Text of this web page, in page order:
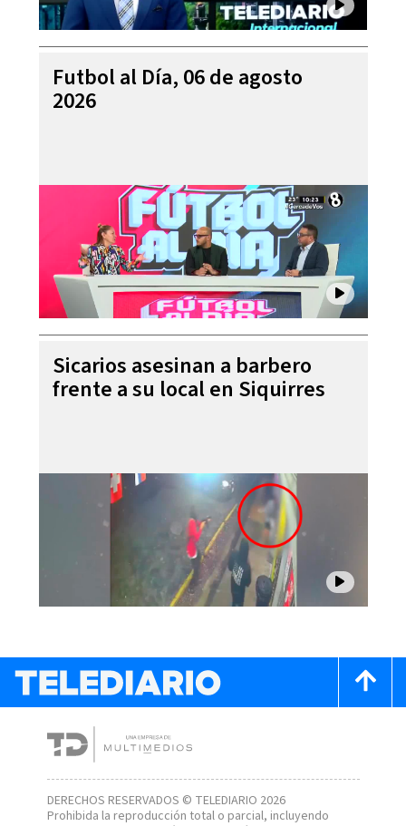
Futbol al Día, 06 de agosto
2026
Sicarios asesinan a barbero
frente a su local en Siquirres
DERECHOS RESERVADOS © TELEDIARIO 2026
Prohibida la reproducción total o parcial, incluyendo